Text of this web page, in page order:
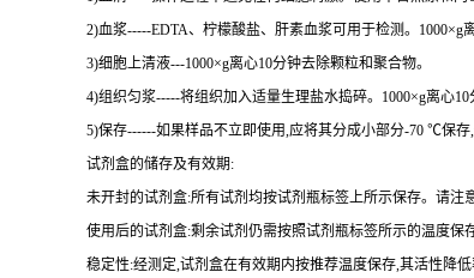
2)血浆-----EDTA、柠檬酸盐、肝素血浆可用于检测。 1000×g
3)细胞上清液---1000×g离心10分钟去除颗粒和聚合物。
4)组织匀浆-----将组织加入适量生理盐水捣碎。 1000×g离心10
5)保存------如果样品不立即使用,应将其分成小部分-70 ℃保存
试剂盒的储存及有效期:
未开封的试剂盒:所有试剂均按试剂瓶标签上所示保存。请注
使用后的试剂盒:剩余试剂仍需按照试剂瓶标签所示的温度保
稳定性:经测定,试剂盒在有效期内按推荐温度保存,其活性降